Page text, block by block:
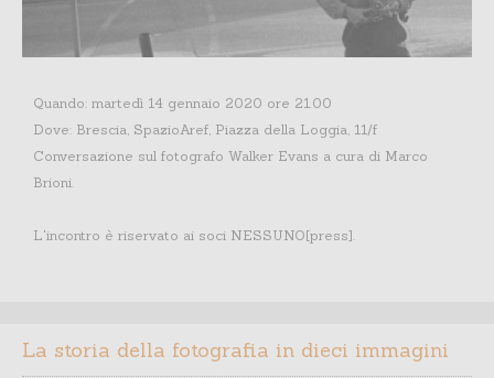
Quando: martedì 14 gennaio 2020 ore 21.00
Dove: Brescia, SpazioAref, Piazza della Loggia, 11/f
Conversazione sul fotografo Walker Evans a cura di Marco
Brioni.
L'incontro è riservato ai soci NESSUNO[press].
La storia della fotografia in dieci immagini